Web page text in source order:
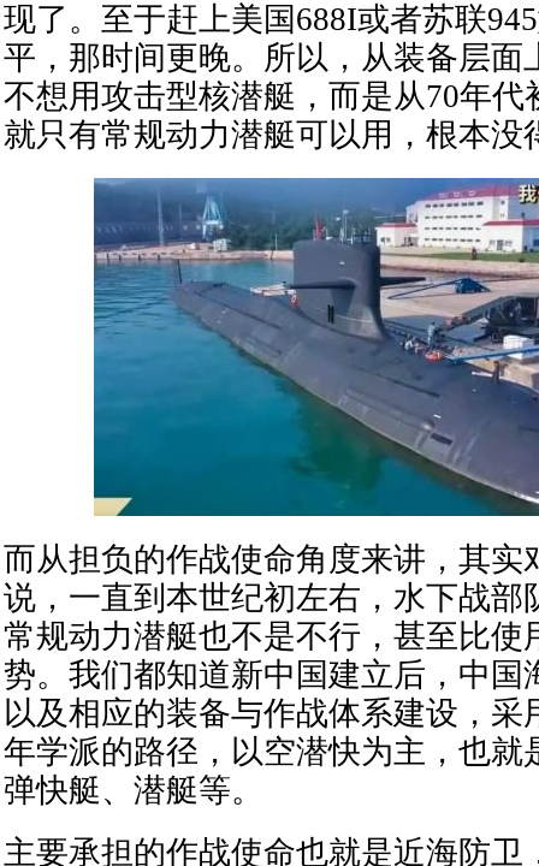
现了。至于赶上美国688I或者苏联
平，那时间更晚。所以，从装备层面
不想用攻击型核潜艇，而是从70年代
就只有常规动力潜艇可以用，根本没
而从担负的作战使命角度来讲，其实
说，一直到本世纪初左右，水下战部
常规动力潜艇也不是不行，甚至比使
势。我们都知道新中国建立后，中国
以及相应的装备与作战体系建设，采
年学派的路径，以空潜快为主，也就
弹快艇、潜艇等。
主要承担的作战使命也就是近海防卫